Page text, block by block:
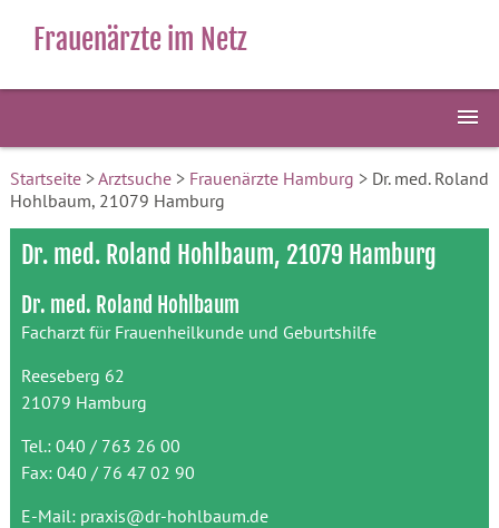
Frauenärzte im Netz
Startseite>Arztsuche> Frauenärzte Hamburg > Dr. med. Roland
Hohlbaum, 21079 Hamburg
Dr. med. Roland Hohlbaum, 21079 Hamburg
Dr. med. Roland Hohlbaum
Facharzt für Frauenheilkunde und Geburtshilfe
Reeseberg 62
21079 Hamburg
Tel.: 040 / 763 26 00
Fax: 040 / 76 47 02 90
E-Mail: praxis@dr-hohlbaum.de